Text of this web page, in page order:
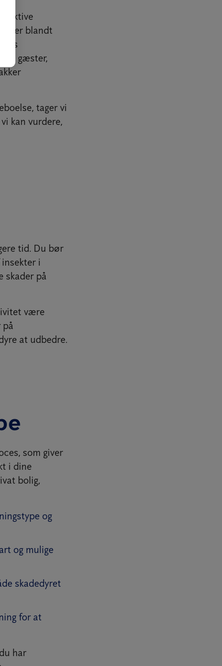
aktive
blandt
og gæster,
tager vi
kan vurdere,
tid. Du bør
i
skader på
være
på
at udbedre.
som giver
i dine
bolig,
og
og mulige
skadedyret
for at
har